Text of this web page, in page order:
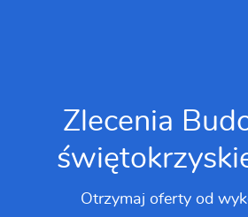
Zlecenia
Otrzymaj oferty od